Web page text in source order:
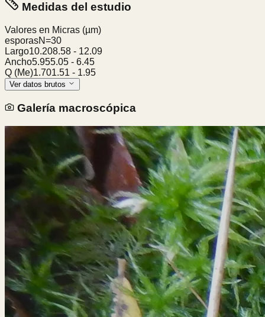
Medidas del estudio
Valores en Micras (µm)
esporasN=30
Largo10.208.58 - 12.09
Ancho5.955.05 - 6.45
Q (Me)1.701.51 - 1.95
Ver datos brutos
Galería macroscópica